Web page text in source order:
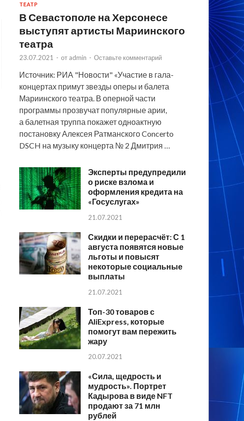
ТЕАТР
В Севастополе на Херсонесе
выступят артисты Мариинского
театра
23.07.2021 - от admin - Оставьте комментарий
Источник: РИА "Новости" «Участие в гала-
концертах примут звезды оперы и балета
Мариинского театра. В оперной части
программы прозвучат популярные арии,
а балетная труппа покажет одноактную
постановку Алексея Ратманского Concerto
DSCH на музыку концерта № 2 Дмитрия …
Эксперты предупредили
о риске взлома и
оформления кредита на
«Госуслугах»
21.07.2021
Скидки и перерасчёт: С 1
августа появятся новые
льготы и повысят
некоторые социальные
выплаты
21.07.2021
Топ-30 товаров с
AliExpress, которые
помогут вам пережить
жару
20.07.2021
«Сила, щедрость и
мудрость». Портрет
Кадырова в виде NFT
продают за 71 млн
рублей